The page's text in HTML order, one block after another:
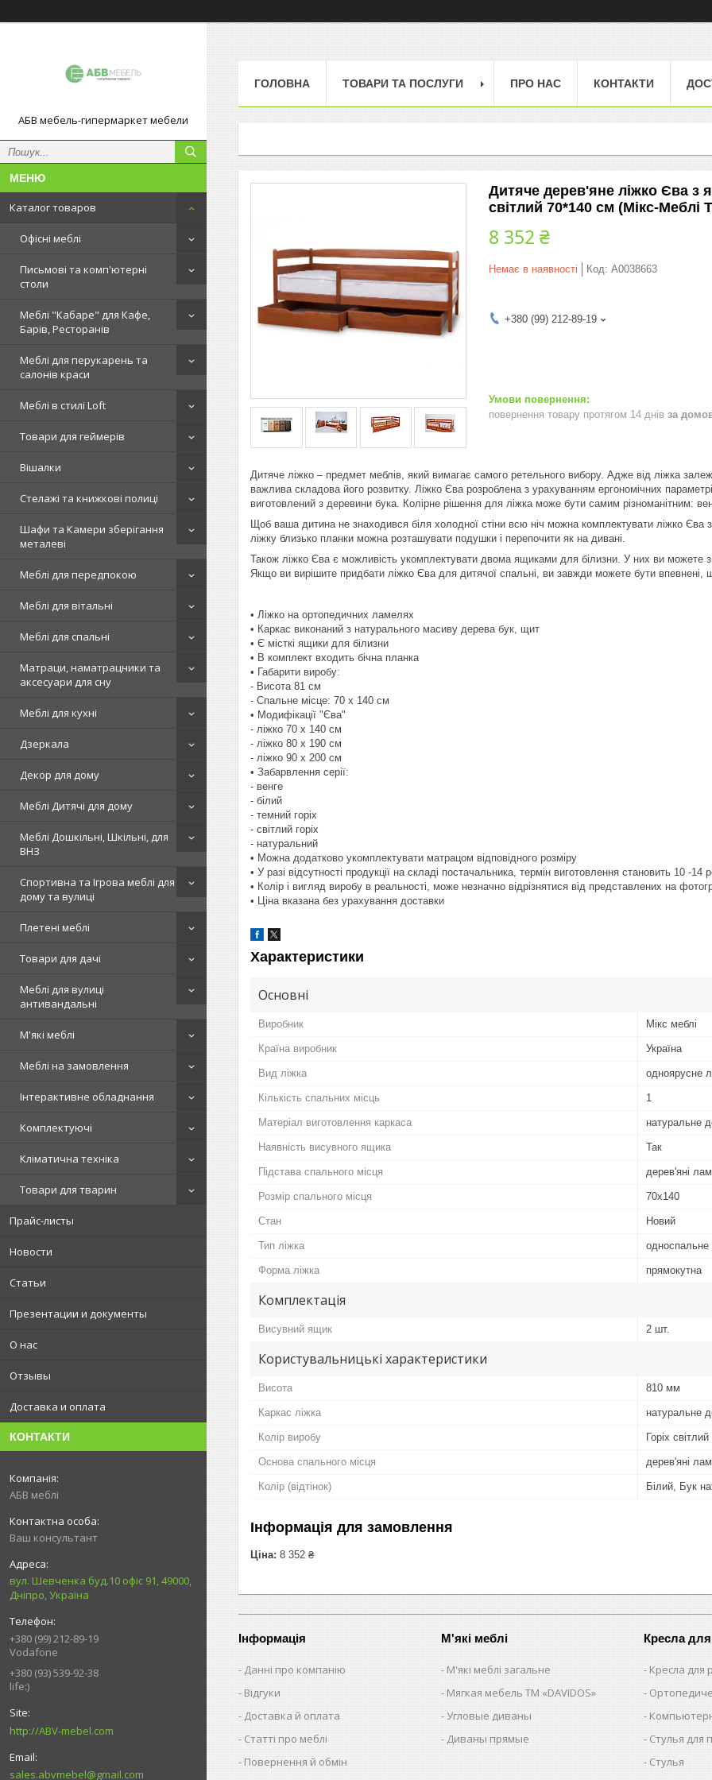
АБВ мебель-гипермаркет мебели
Каталог товаров
Офісні меблі
Письмові та комп'ютерні
столи
Меблі "Кабаре" для Кафе,
Барів, Ресторанів
Меблі для перукарень та
салонів краси
Меблі в стилі Loft
Товари для геймерів
Вішалки
Стелажі та книжкові полиці
Шафи та Камери зберігання
металеві
Меблі для передпокою
Меблі для вітальні
Меблі для спальні
Матраци, наматрацники та
аксесуари для сну
Меблі для кухні
Дзеркала
Декор для дому
Меблі Дитячі для дому
Меблі Дошкільні, Шкільні, для
ВНЗ
Спортивна та Ігрова меблі для
дому та вулиці
Плетені меблі
Товари для дачі
Меблі для вулиці
антивандальні
М'які меблі
Меблі на замовлення
Інтерактивне обладнання
Комплектуючі
Кліматична техніка
Товари для тварин
Прайс-листы
Новости
Статьи
Презентации и документы
О нас
Отзывы
Доставка и оплата
КОНТАКТИ
АБВ меблі
Ваш консультант
вул. Шевченка буд.10 офіс 91, 49000,
Дніпро, Україна
+380 (99) 212-89-19
Vodafone
+380 (93) 539-92-38
life:)
http://ABV-mebel.com
sales.abvmebel@gmail.com
ГОЛОВНА ТОВАРИ ТА ПОСЛУГИ ПРО НАС КОНТАКТИ
Дитяче дерев'яне ліжко Єва з
світлий 70*140 см (Мікс-Меблі
8 352 ₴
Немає в наявності Код: А0038663
+380 (99) 212-89-19
повернення товару протягом 14 днів за
Дитяче ліжко – предмет меблів, який вимагає самого ретельного вибору. Адже від ліжка
важлива складова його розвитку. Ліжко Єва розроблена з урахуванням ергономічних
виготовлений з деревини бука. Колірне рішення для ліжка може бути самим різноманітним:
Щоб ваша дитина не знаходився біля холодної стіни всю ніч можна комплектувати ліжко
ліжку близько планки можна розташувати подушки і перепочити як на дивані.
Також ліжко Єва є можливість укомплектувати двома ящиками для білизни. У них ви можете
Якщо ви вирішите придбати ліжко Єва для дитячої спальні, ви завжди можете бути
• Ліжко на ортопедичних ламелях
• Каркас виконаний з натурального масиву дерева бук, щит
• Є місткі ящики для білизни
• В комплект входить бічна планка
• Габарити виробу:
- Висота 81 см
- Спальне місце: 70 х 140 см
• Модифікації "Єва"
- ліжко 70 х 140 см
- ліжко 80 х 190 см
- ліжко 90 х 200 см
• Забарвлення серії:
- венге
- білий
- темний горіх
- світлий горіх
- натуральний
• Можна додатково укомплектувати матрацом відповідного розміру
• У разі відсутності продукції на складі постачальника, термін виготовлення становить 10 -14
• Колір і вигляд виробу в реальності, може незначно відрізнятися від представлених на
• Ціна вказана без урахування доставки
Характеристики
Основні
Виробник Мікс меблі
Країна виробник Україна
Вид ліжка одноярусне
Кількість спальних місць 1
Матеріал виготовлення каркаса натуральне
Наявність висувного ящика Так
Підстава спального місця дерев'яні
Розмір спального місця 70х140
Стан Новий
Тип ліжка односпальне
Форма ліжка прямокутна
Комплектація
Висувний ящик 2 шт.
Користувальницькі характеристики
Висота 810 мм
Каркас ліжка натуральне
Колір виробу Горіх світлий
Основа спального місця дерев'яні
Колір (відтінок) Білий, Бук
Інформація для замовлення
Ціна: 8 352 ₴
Інформація
Данні про компанію
Відгуки
Доставка й оплата
Статті про меблі
Повернення й обмін
М'які меблі
М'які меблі загальне
Мягкая мебель ТМ «DAVIDOS»
Угловые диваны
Диваны прямые
Кресла
Кресла для
Стулья для
Стулья